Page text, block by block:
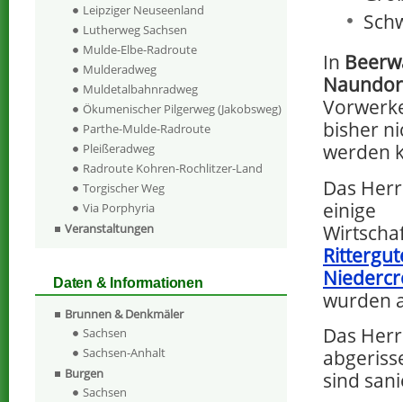
In
bisher
werden
Das
einige
wurden
Das
sind
Leipziger Neuseenland
Lutherweg Sachsen
Mulde-Elbe-Radroute
Mulderadweg
Muldetalbahnradweg
Ökumenischer Pilgerweg (Jakobsweg)
Parthe-Mulde-Radroute
Pleißeradweg
Radroute Kohren-Rochlitzer-Land
Torgischer Weg
Via Porphyria
Veranstaltungen
Daten & Informationen
Brunnen & Denkmäler
Sachsen
Sachsen-Anhalt
Burgen
Sachsen